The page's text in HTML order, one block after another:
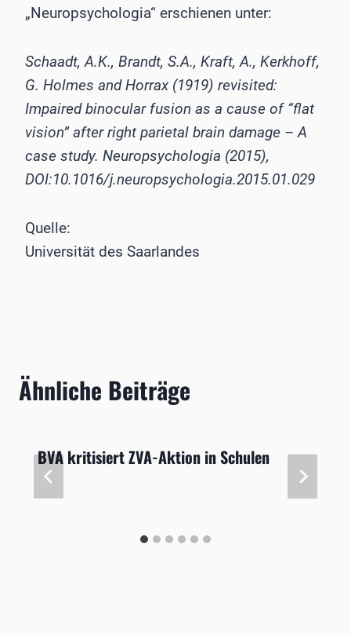
„Neuropsychologia“ erschienen unter:
Schaadt, A.K., Brandt, S.A., Kraft, A., Kerkhoff,
G. Holmes and Horrax (1919) revisited:
Impaired binocular fusion as a cause of “flat
vision” after right parietal brain damage – A
case study. Neuropsychologia (2015),
DOI:10.1016/j.neuropsychologia.2015.01.029
Quelle:
Universität des Saarlandes
Ähnliche Beiträge
BVA kritisiert ZVA-Aktion in Schulen